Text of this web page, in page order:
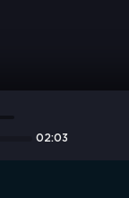
02:03